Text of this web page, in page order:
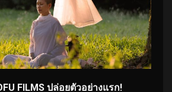
FILMS ปล่อยตัวอย่างแรก!